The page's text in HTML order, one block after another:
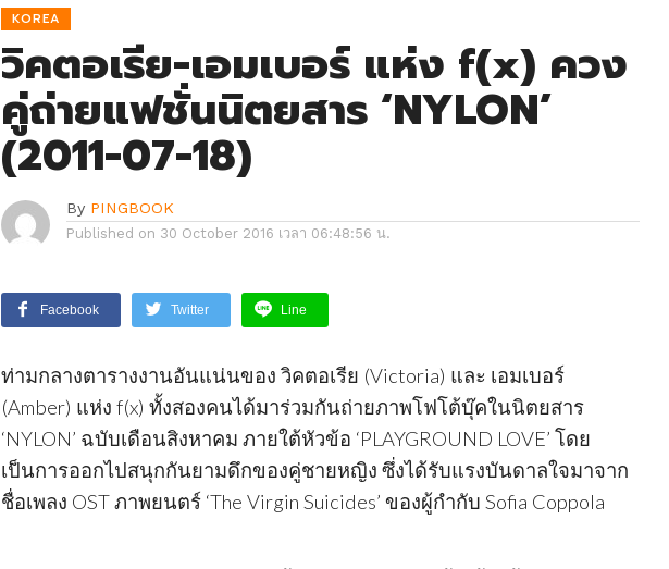
KOREA
วิคตอเรีย-เอมเบอร์ แห่ง f(x) ควง
คู่ถ่ายแฟชั่นนิตยสาร ‘NYLON’
(2011-07-18)
By PINGBOOK
Published on 30 October 2016 เวลา 06:48:56 น.
Facebook Twitter Line
ท่ามกลางตารางงานอันแน่นของ วิคตอเรีย (Victoria) และ เอมเบอร์
(Amber) แห่ง f(x) ทั้งสองคนได้มาร่วมกันถ่ายภาพโฟโต้บุ๊คในนิตยสาร
‘NYLON’ ฉบับเดือนสิงหาคม ภายใต้หัวข้อ ‘PLAYGROUND LOVE’ โดย
เป็นการออกไปสนุกกันยามดึกของคู่ชายหญิง ซึ่งได้รับแรงบันดาลใจมาจาก
ชื่อเพลง OST ภาพยนตร์ ‘The Virgin Suicides’ ของผู้กำกับ Sofia Coppola